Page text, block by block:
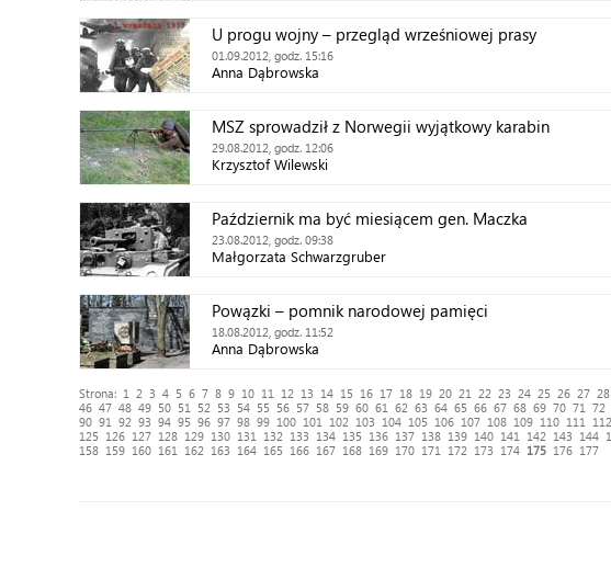
U progu wojny – przegląd wrześniowej prasy
01.09.2012, godz. 15:16
Anna Dąbrowska
MSZ sprowadził z Norwegii wyjątkowy karabin
29.08.2012, godz. 12:06
Krzysztof Wilewski
Październik ma być miesiącem gen. Maczka
23.08.2012, godz. 09:38
Małgorzata Schwarzgruber
Powązki – pomnik narodowej pamięci
18.08.2012, godz. 11:52
Anna Dąbrowska
Strona: 1 2 3 4 5 6 7 8 9 10 11 12 13 14 15 16 17 18 19 20 21 22 23 24 25 26 27 28
46 47 48 49 50 51 52 53 54 55 56 57 58 59 60 61 62 63 64 65 66 67 68 69 70 71 72
90 91 92 93 94 95 96 97 98 99 100 101 102 103 104 105 106 107 108 109 110 111 112
125
126 127 128 129 130 131 132 133 134 135 136 137 138 139 140 141 142 143 144
158 159 160 161 162 163 164 165 166 167 168 169 170 171 172 173 174 175 176 177